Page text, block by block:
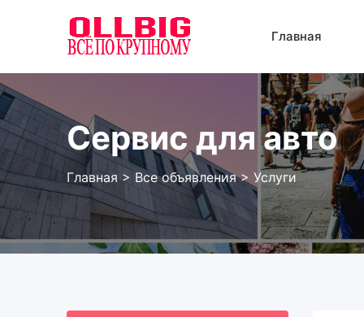
содержанию
Главная
Сервис для авто
Главная > Все объявления> Услуги